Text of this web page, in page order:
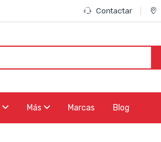
Contactar
Más Marcas Blog